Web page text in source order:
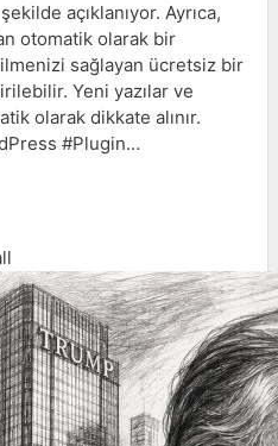
açıklanıyor. Ayrıca,
otomatik olarak bir
sağlayan ücretsiz bir
Yeni yazılar ve
olarak dikkate alınır.
#Plugin…